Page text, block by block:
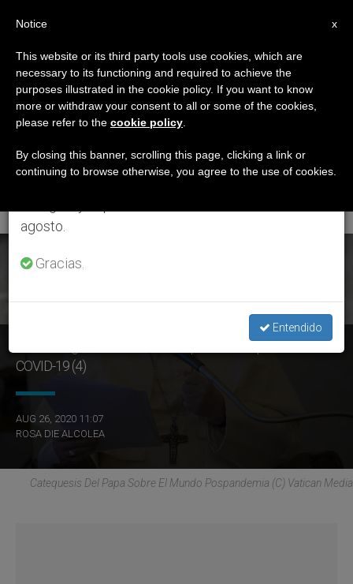
ETIQUETA
Posts Tagged
‘destinación Universal
De Los Bienes’
ÚLTIMAS NOTICIAS
Audiencia general: Ciclo de catequesis del Papa sobre
COVID-19 (4)
AUG 26, 2020 11:07
ROSA DIE ALCOLEA
Catequesis Del Papa Sobre El Mundo Pospandemia (C) Vatican Media
×
Aviso importante
Del 27 de julio al 7 de agosto haremos la pausa
anual, aprovechando que en el periodo de verano
se generan menos informaciones y también el
agosto.
Gracias.
Entendido
x
Notice
This website or its third party tools use cookies, which are
necessary to its functioning and required to achieve the
purposes illustrated in the cookie policy. If you want to know
more or withdraw your consent to all or some of the cookies,
please refer to the cookie policy
By closing this banner, scrolling this page, clicking a link or
continuing to browse otherwise, you agree to the use of cookies.